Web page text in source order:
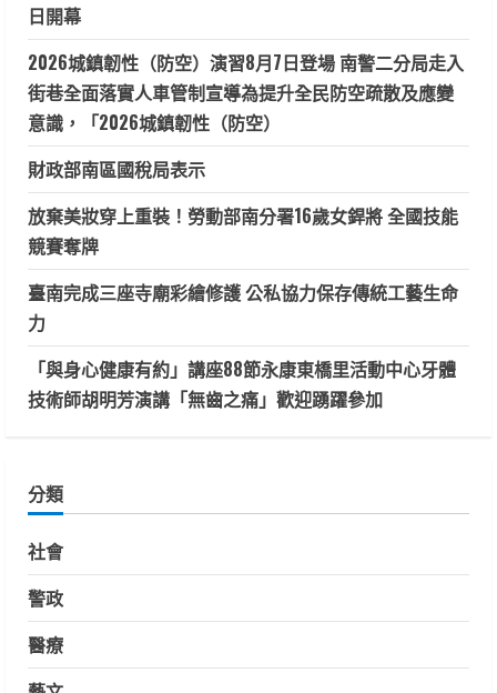
日開幕
2026城鎮韌性（防空）演習8月7日登場 南警二分局走入
街巷全面落實人車管制宣導為提升全民防空疏散及應變
意識，「2026城鎮韌性（防空）
財政部南區國稅局表示
放棄美妝穿上重裝！勞動部南分署16歲女銲將 全國技能
競賽奪牌
臺南完成三座寺廟彩繪修護 公私協力保存傳統工藝生命
力
「與身心健康有約」講座88節永康東橋里活動中心牙體
技術師胡明芳演講「無齒之痛」歡迎踴躍參加
分類
社會
警政
醫療